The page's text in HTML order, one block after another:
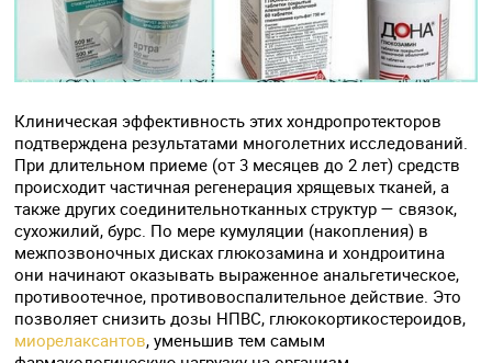
Клиническая эффективность этих хондропротекторов
подтверждена результатами многолетних исследований.
При длительном приеме (от 3 месяцев до 2 лет) средств
происходит частичная регенерация хрящевых тканей, а
также других соединительнотканных структур — связок,
сухожилий, бурс. По мере кумуляции (накопления) в
межпозвоночных дисках глюкозамина и хондроитина
они начинают оказывать выраженное анальгетическое,
противоотечное, противовоспалительное действие. Это
позволяет снизить дозы НПВС, глюкокортикостероидов,
миорелаксантов, уменьшив тем самым